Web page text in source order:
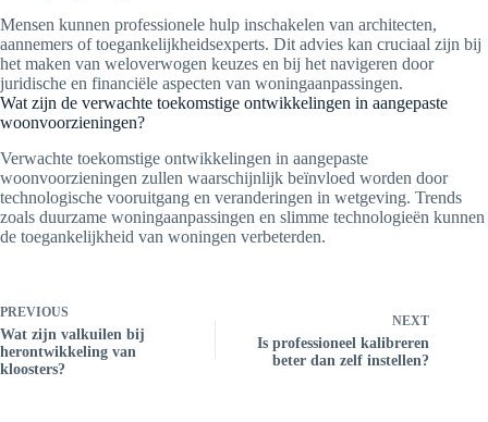
Mensen kunnen professionele hulp inschakelen van architecten,
aannemers of toegankelijkheidsexperts. Dit advies kan cruciaal zijn bij
het maken van weloverwogen keuzes en bij het navigeren door
juridische en financiële aspecten van woningaanpassingen.
Wat zijn de verwachte toekomstige ontwikkelingen in aangepaste
woonvoorzieningen?
Verwachte toekomstige ontwikkelingen in aangepaste
woonvoorzieningen zullen waarschijnlijk beïnvloed worden door
technologische vooruitgang en veranderingen in wetgeving. Trends
zoals duurzame woningaanpassingen en slimme technologieën kunnen
de toegankelijkheid van woningen verbeterden.
PREVIOUS
Wat zijn valkuilen bij
herontwikkeling van
kloosters?
NEXT
Is professioneel kalibreren
beter dan zelf instellen?